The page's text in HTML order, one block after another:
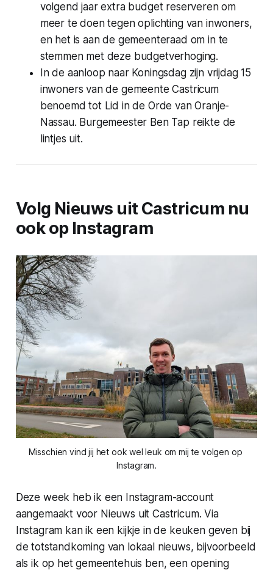
volgend jaar extra budget reserveren om
meer te doen tegen oplichting van inwoners,
en het is aan de gemeenteraad om in te
stemmen met deze budgetverhoging.
In de aanloop naar Koningsdag zijn vrijdag 15
inwoners van de gemeente Castricum
benoemd tot Lid in de Orde van Oranje-
Nassau. Burgemeester Ben Tap reikte de
lintjes uit.
Volg Nieuws uit Castricum nu
ook op Instagram
Misschien vind jij het ook wel leuk om mij te volgen op
Instagram.
Deze week heb ik een Instagram-account
aangemaakt voor Nieuws uit Castricum. Via
Instagram kan ik een kijkje in de keuken geven bij
de totstandkoming van lokaal nieuws, bijvoorbeeld
als ik op het gemeentehuis ben, een opening